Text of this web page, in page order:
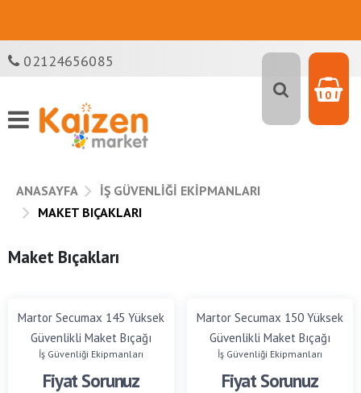
02124656085
0
ANASAYFA
İŞ GÜVENLIĞI EKIPMANLARI
MAKET BIÇAKLARI
Maket Bıçakları
Martor Secumax 145 Yüksek
Güvenlikli Maket Bıçağı
Falçata
İş Güvenliği Ekipmanları
Fiyat Sorunuz
Martor Secumax 150 Yüksek
Güvenlikli Maket Bıçağı
Falçata
İş Güvenliği Ekipmanları
Fiyat Sorunuz